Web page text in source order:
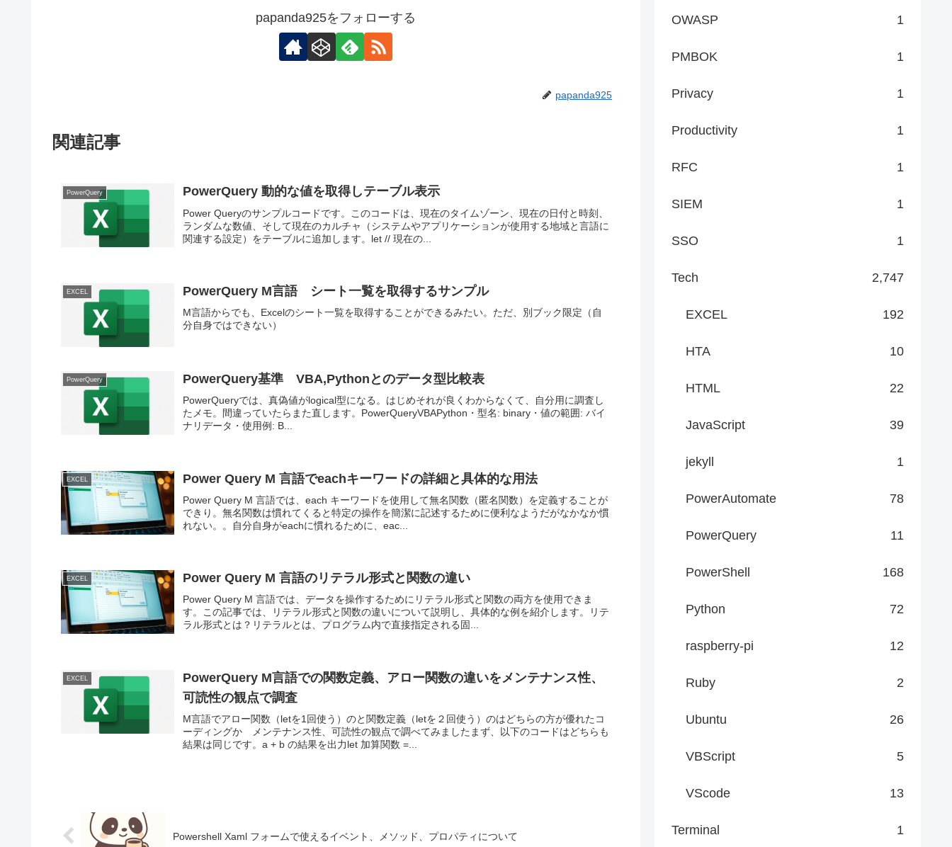
papanda925をフォローする
papanda925
関連記事
PowerQuery PowerQuery 動的な値を取得しテーブル表示
Power Queryのサンプルコードです。このコードは、現在のタイムゾーン、現在の日付と時刻、
ランダムな数値、そして現在のカルチャ（システムやアプリケーションが使用する地域と言語に
関連する設定）をテーブルに追加します。let // 現在の...
EXCEL PowerQuery M言語 シート一覧を取得するサンプル
M言語からでも、Excelのシート一覧を取得することができるみたい。ただ、別ブック限定（自
分自身ではできない）
PowerQuery PowerQuery基準 VBA,Pythonとのデータ型比較表
PowerQueryでは、真偽値がlogical型になる。はじめそれが良くわからなくて、自分用に調査し
たメモ。間違っていたらまた直します。PowerQueryVBAPython・型名: binary・値の範囲: バイ
ナリデータ・使用例: B...
EXCEL Power Query M 言語でeachキーワードの詳細と具体的な用法
Power Query M 言語では、each キーワードを使用して無名関数（匿名関数）を定義することが
できり。無名関数は慣れてくると特定の操作を簡潔に記述するために便利なようだがなかなか慣
れない。。自分自身がeachに慣れるために、eac...
EXCEL Power Query M 言語のリテラル形式と関数の違い
Power Query M 言語では、データを操作するためにリテラル形式と関数の両方を使用できま
す。この記事では、リテラル形式と関数の違いについて説明し、具体的な例を紹介します。リテ
ラル形式とは？リテラルとは、プログラム内で直接指定される固...
EXCEL
PowerQuery M言語での関数定義、アロー関数の違いをメンテナンス性、
可読性の観点で調査
M言語でアロー関数（letを1回使う）のと関数定義（letを２回使う）のはどちらの方が優れたコ
ーディングか メンテナンス性、可読性の観点で調べてみましたまず、以下のコードはどちらも
結果は同じです。a + b の結果を出力let 加算関数 =...
Powershell Xaml フォームで使えるイベント、メソッド、プロパティについて
OWASP 1
PMBOK 1
Privacy 1
Productivity 1
RFC 1
SIEM 1
SSO 1
Tech 2,747
EXCEL 192
HTA 10
HTML 22
JavaScript 39
jekyll 1
PowerAutomate 78
PowerQuery 11
PowerShell 168
Python 72
raspberry-pi 12
Ruby 2
Ubuntu 26
VBScript 5
VScode 13
Terminal 1